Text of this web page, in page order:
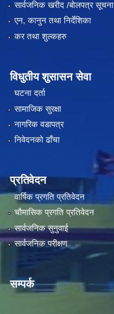
सार्वजनिक खरीद /बोलपत्र सूचना
एन, कानुन तथा निर्देशिका
कर तथा शुल्कहरु
विधुतीय शुसासन सेवा
घटना दर्ता
सामाजिक सुरक्षा
नागरिक वडापत्र
निवेदनको ढाँचा
प्रतिवेदन
वार्षिक प्रगति प्रतिवेदन
चौमासिक प्रगति प्रतिवेदन
सार्वजनिक सुनुवाई
सार्वजनिक परीक्षण
सम्पर्क